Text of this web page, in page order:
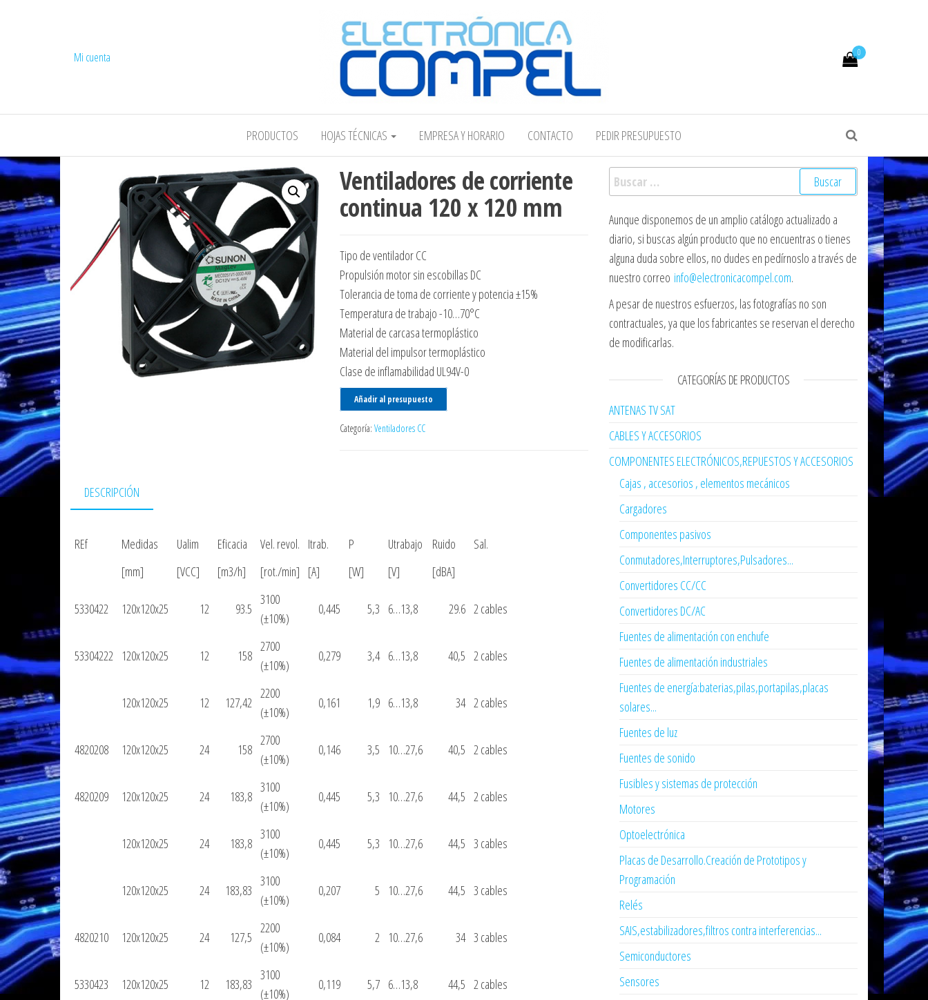
COMPEL Electrónica COMPEL
0
Mi cuenta
PRODUCTOS HOJAS TÉCNICAS EMPRESA Y HORARIO CONTACTO PEDIR PRESUPUESTO
Ventiladores de corriente
continua 120 x 120 mm
Tipo de ventilador CC
Propulsión motor sin escobillas DC
Tolerancia de toma de corriente y potencia ±15%
Temperatura de trabajo -10…70°C
Material de carcasa termoplástico
Material del impulsor termoplástico
Clase de inflamabilidad UL94V-0
Añadir al presupuesto
Categoría: Ventiladores CC
DESCRIPCIÓN
REf Medidas Ualim Eficacia Vel. revol. Itrab. P Utrabajo Ruido
Sal.
[mm]
[VCC] [m3/h] [rot./min] [A] [W] [V] [dBA]
5330422 120x120x25 12 93.5
3100
(±10%)
0,445 5,3 6…13,8 29.6 2 cables
53304222 120x120x25 12 158
2700
(±10%)
0,279 3,4 6…13,8 40,5 2 cables
120x120x25 12 127,42
2200
(±10%)
0,161 1,9 6…13,8 34 2 cables
4820208 120x120x25 24 158
2700
(±10%)
0,146 3,5 10…27,6 40,5 2 cables
4820209 120x120x25 24 183,8
3100
(±10%)
0,445 5,3 10…27,6 44,5 2 cables
120x120x25 24 183,8
3100
(±10%)
0,445 5,3 10…27,6 44,5 3 cables
120x120x25 24 183,83
3100
(±10%)
0,207 5 10…27,6 44,5 3 cables
4820210 120x120x25 24 127,5
2200
(±10%)
0,084 2 10…27,6 34 3 cables
5330423 120x120x25 12 183,83
3100
(±10%)
0,119 5,7 6…13,8 44,5 2 cables
Buscar:
Aunque disponemos de un amplio catálogo actualizado a
diario, si buscas algún producto que no encuentras o tienes
alguna duda sobre ellos, no dudes en pedírnoslo a través de
nuestro correo info@electronicacompel.com.
A pesar de nuestros esfuerzos, las fotografías no son
contractuales, ya que los fabricantes se reservan el derecho
de modificarlas.
CATEGORÍAS DE PRODUCTOS
ANTENAS TV SAT
CABLES Y ACCESORIOS
COMPONENTES ELECTRÓNICOS,REPUESTOS Y ACCESORIOS
Cajas , accesorios , elementos mecánicos
Cargadores
Componentes pasivos
Conmutadores,Interruptores,Pulsadores...
Convertidores CC/CC
Convertidores DC/AC
Fuentes de alimentación con enchufe
Fuentes de alimentación industriales
Fuentes de energía:baterias,pilas,portapilas,placas
solares...
Fuentes de luz
Fuentes de sonido
Fusibles y sistemas de protección
Motores
Optoelectrónica
Placas de Desarrollo.Creación de Prototipos y
Programación
Relés
SAIS,estabilizadores,filtros contra interferencias...
Semiconductores
Sensores